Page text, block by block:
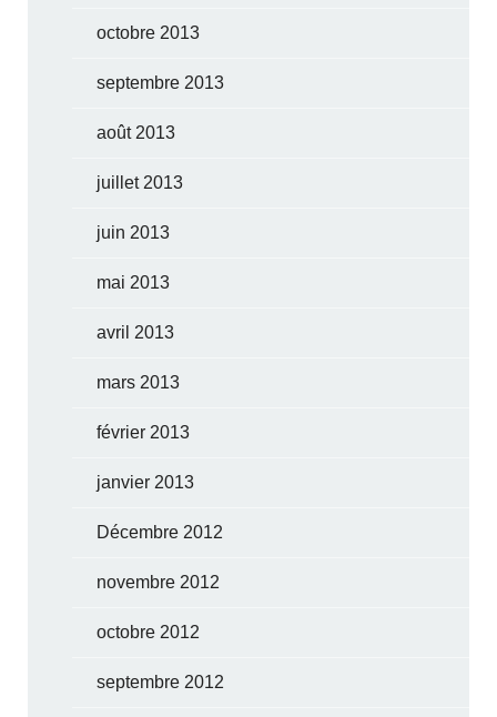
octobre 2013
septembre 2013
août 2013
juillet 2013
juin 2013
mai 2013
avril 2013
mars 2013
février 2013
janvier 2013
Décembre 2012
novembre 2012
octobre 2012
septembre 2012